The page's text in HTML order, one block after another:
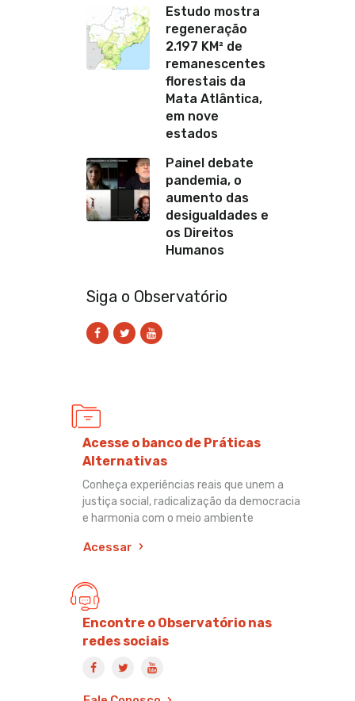
Estudo mostra
regeneração
2.197 KM² de
remanescentes
florestais da
Mata Atlântica,
em nove
estados
Painel debate
pandemia, o
aumento das
desigualdades e
os Direitos
Humanos
Siga o Observatório
Acesse o banco de Práticas
Alternativas
Conheça experiências reais que unem a
justiça social, radicalização da democracia
e harmonia com o meio ambiente
Acessar
Encontre o Observatório nas
redes sociais